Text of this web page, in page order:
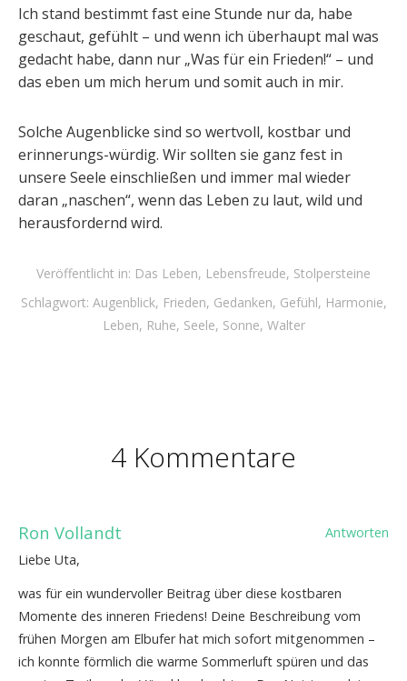
Ich stand bestimmt fast eine Stunde nur da, habe
geschaut, gefühlt – und wenn ich überhaupt mal was
gedacht habe, dann nur „Was für ein Frieden!“ – und
das eben um mich herum und somit auch in mir.
Solche Augenblicke sind so wertvoll, kostbar und
erinnerungs-würdig. Wir sollten sie ganz fest in
unsere Seele einschließen und immer mal wieder
daran „naschen“, wenn das Leben zu laut, wild und
herausfordernd wird.
Veröffentlicht in: Das Leben, Lebensfreude, Stolpersteine
Schlagwort: Augenblick, Frieden, Gedanken, Gefühl, Harmonie,
Leben, Ruhe, Seele, Sonne, Walter
4 Kommentare
Ron Vollandt
Antworten
Liebe Uta,
was für ein wundervoller Beitrag über diese kostbaren
Momente des inneren Friedens! Deine Beschreibung vom
frühen Morgen am Elbufer hat mich sofort mitgenommen –
ich konnte förmlich die warme Sommerluft spüren und das